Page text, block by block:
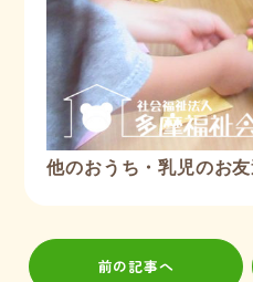
他のおうち・乳児のお
前の記事へ